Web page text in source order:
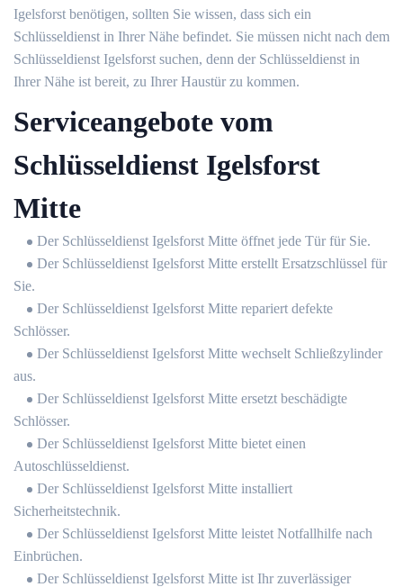
Igelsforst benötigen, sollten Sie wissen, dass sich ein
Schlüsseldienst in Ihrer Nähe befindet. Sie müssen nicht nach dem
Schlüsseldienst Igelsforst suchen, denn der Schlüsseldienst in
Ihrer Nähe ist bereit, zu Ihrer Haustür zu kommen.
Serviceangebote vom
Schlüsseldienst Igelsforst
Mitte
Der Schlüsseldienst Igelsforst Mitte öffnet jede Tür für Sie.
Der Schlüsseldienst Igelsforst Mitte erstellt Ersatzschlüssel für
Sie.
Der Schlüsseldienst Igelsforst Mitte repariert defekte
Schlösser.
Der Schlüsseldienst Igelsforst Mitte wechselt Schließzylinder
aus.
Der Schlüsseldienst Igelsforst Mitte ersetzt beschädigte
Schlösser.
Der Schlüsseldienst Igelsforst Mitte bietet einen
Autoschlüsseldienst.
Der Schlüsseldienst Igelsforst Mitte installiert
Sicherheitstechnik.
Der Schlüsseldienst Igelsforst Mitte leistet Notfallhilfe nach
Einbrüchen.
Der Schlüsseldienst Igelsforst Mitte ist Ihr zuverlässiger